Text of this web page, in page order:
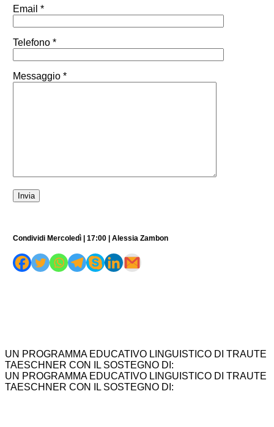
Email *
Telefono *
Messaggio *
Condividi Mercoledì | 17:00 | Alessia Zambon
UN PROGRAMMA EDUCATIVO LINGUISTICO DI TRAUTE
TAESCHNER CON IL SOSTEGNO DI:
UN PROGRAMMA EDUCATIVO LINGUISTICO DI TRAUTE
TAESCHNER CON IL SOSTEGNO DI: